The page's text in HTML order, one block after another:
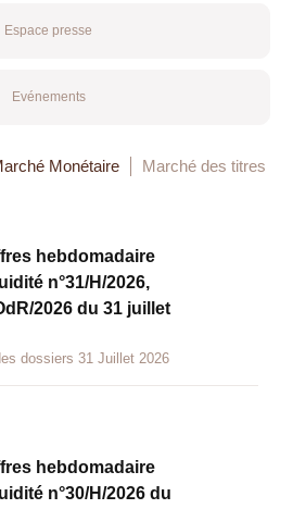
Espace presse
Evénements
Monétaire Marché des titres
hebdomadaire
n°31/H/2026,
2026 du 31 juillet
dossiers 31 Juillet 2026
hebdomadaire
n°30/H/2026 du